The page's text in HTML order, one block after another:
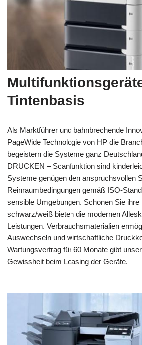
Tintenbasis
Als Marktführer und bahnbrechende
PageWide Technologie von HP die
begeistern die Systeme ganz
DRUCKEN – Scanfunktion sind
Systeme genügen den anspruchsvollen
Reinraumbedingungen gemäß ISO-
sensible Umgebungen. Schonen Sie
schwarz/weiß bieten die modernen
Leistungen. Verbrauchsmaterialien
Auswechseln und wirtschaftliche
Wartungsvertrag für 60 Monate gibt
Gewissheit beim Leasing der Geräte.